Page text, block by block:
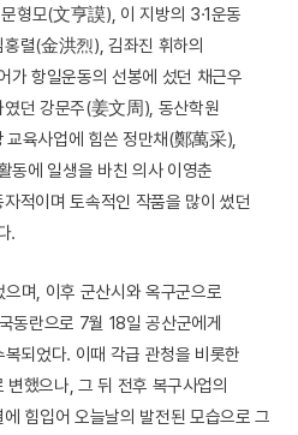
형모(文亨謨), 이 지방의 3·1운동
렬(金洪烈), 김좌진 휘하의
항일운동의 선봉에 섰던 채근우
던 강문주(姜文周), 동산학원
육사업에 힘쓴 정만채(鄭萬采),
동에 일생을 바친 의사 이영춘
적이며 토속적인 작품을 많이 썼던
.
며, 이후 군산시와 옥구군으로
동란으로 7월 18일 공산군에게
되었다. 이때 각급 관청을 비롯한
변했으나, 그 뒤 전후 복구사업의
힘입어 오늘날의 발전된 모습으로 그